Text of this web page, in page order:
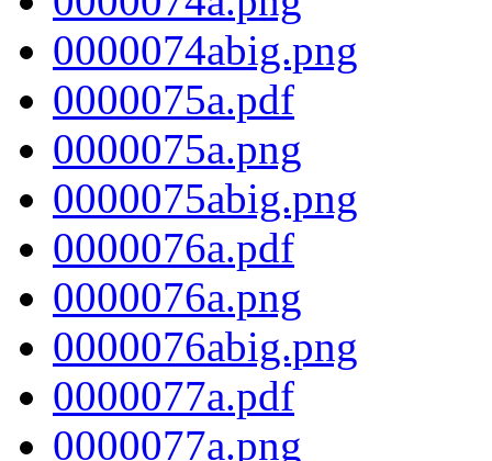
0000074abig.png
0000075a.pdf
0000075a.png
0000075abig.png
0000076a.pdf
0000076a.png
0000076abig.png
0000077a.pdf
0000077a.png